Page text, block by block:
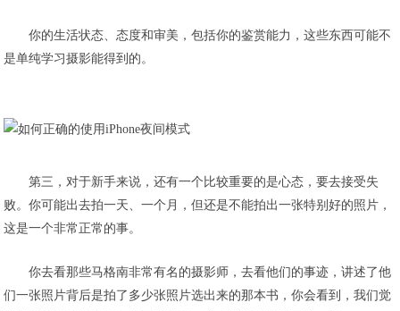
你的生活状态、态度和审美，包括你的鉴赏能力，这些东西可能不
是单纯学习摄影能得到的。
第三，对于新手来说，还有一个比较重要的是心态，要去接受失
败。你可能出去拍一天、一个月，但还是不能拍出一张特别好的照片，
这是一个非常正常的事。
你去看那些马格南非常有名的摄影师，去看他们的事迹，讲述了他
们一张照片背后是拍了多少张照片选出来的那本书，你会看到，我们觉